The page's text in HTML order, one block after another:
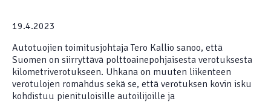
19.4.2023
Autotuojien toimitusjohtaja Tero Kallio sanoo, että
Suomen on siirryttävä polttoainepohjaisesta verotuksesta
kilometriverotukseen. Uhkana on muuten liikenteen
verotulojen romahdus sekä se, että verotuksen kovin isku
kohdistuu pienituloisille autoilijoille ja